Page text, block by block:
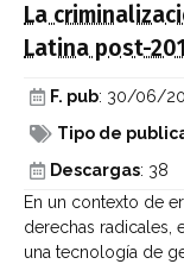
La
Latina post-
F. pub: 30/06/
Tipo de
Descargas: 38
En un contexto de
derechas radicales,
una tecnología de